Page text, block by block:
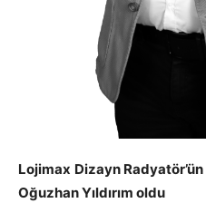
Lojimax Dizayn
Oğuzhan Yıldırım oldu